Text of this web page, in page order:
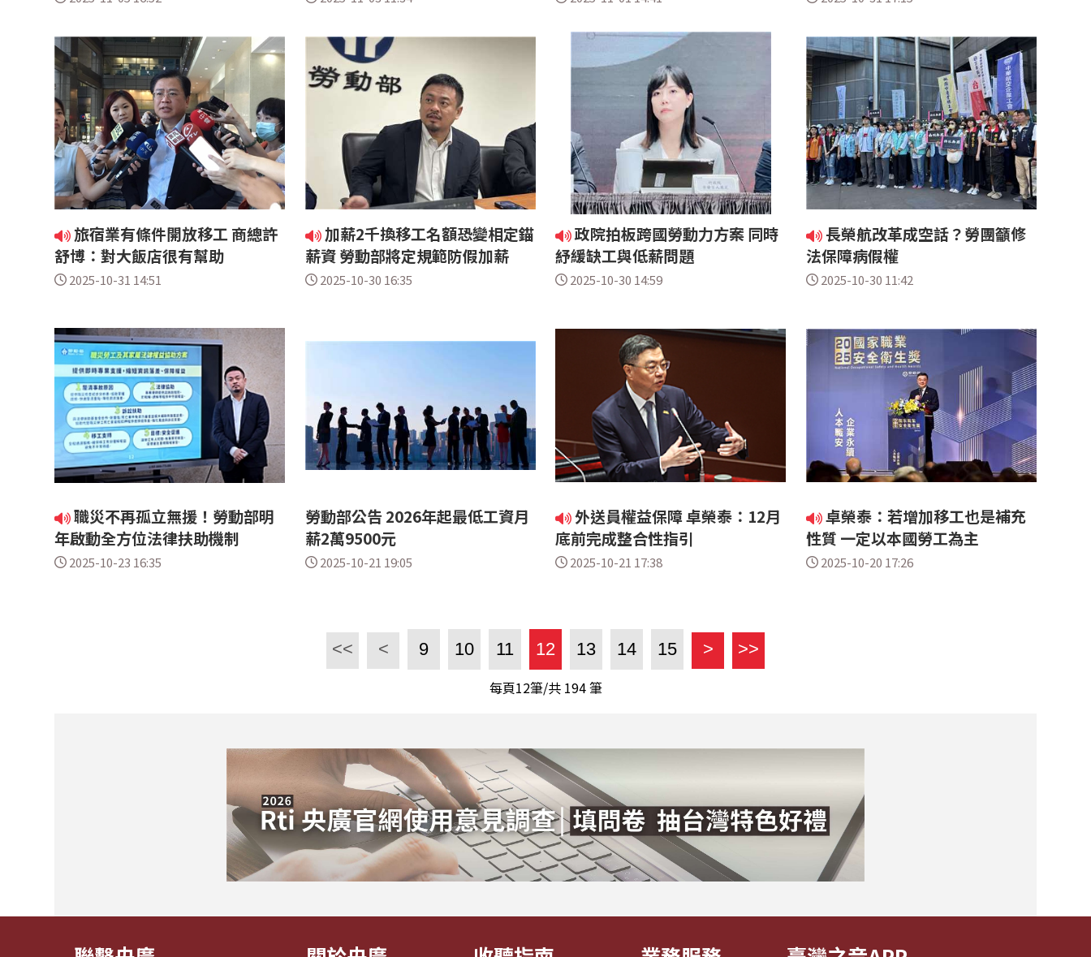
旅宿業有條件開放移工 商總許
舒博：對大飯店很有幫助
2025-10-31 14:51
加薪2千換移工名額恐變相定錨
薪資 勞動部將定規範防假加薪
2025-10-30 16:35
政院拍板跨國勞動力方案 同時
紓緩缺工與低薪問題
2025-10-30 14:59
長榮航改革成空話？勞團籲修
法保障病假權
2025-10-30 11:42
職災不再孤立無援！勞動部明
年啟動全方位法律扶助機制
2025-10-23 16:35
勞動部公告 2026年起最低工資月
薪2萬9500元
2025-10-21 19:05
外送員權益保障 卓榮泰：12月
底前完成整合性指引
2025-10-21 17:38
卓榮泰：若增加移工也是補充
性質 一定以本國勞工為主
2025-10-20 17:26
<< < 9 10 11 12 13 14 15 > >>
每頁12筆/共 194筆